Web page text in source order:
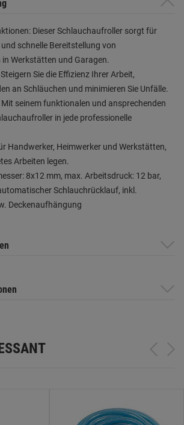
Dieser Schlauchaufroller sorgt für
schnelle Bereitstellung von
Werkstätten und Garagen.
Sie die Effizienz Ihrer Arbeit,
an Schläuchen und minimieren Sie Unfälle.
seinem funktionalen und ansprechenden
in jede professionelle
Handwerker, Heimwerker und Werkstätten,
Arbeiten legen.
8x12 mm, max. Arbeitsdruck: 12 bar,
Schlauchrücklauf, inkl.
Deckenaufhängung